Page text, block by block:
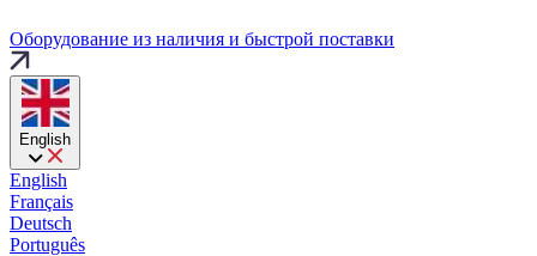
Оборудование из наличия и быстрой поставки
English
English
Français
Deutsch
Português